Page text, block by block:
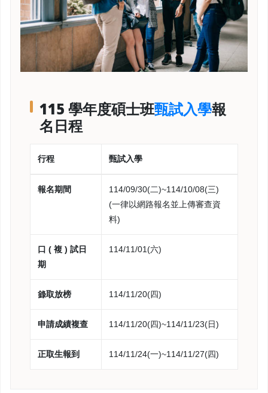
115 學年度碩士班甄試入學報
名日程
行程 甄試入學
報名期間
114/09/30(二)~114/10/08(三)
(一律以網路報名並上傳審查資
料)
口 ( 複 ) 試日
期
114/11/01(六)
錄取放榜 114/11/20(四)
申請成績複查 114/11/20(四)~114/11/23(日)
正取生報到 114/11/24(一)~114/11/27(四)